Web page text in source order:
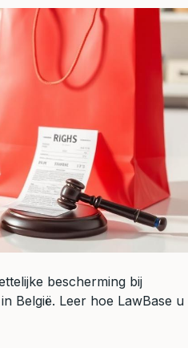
bescherming bij
België. Leer hoe LawBase u